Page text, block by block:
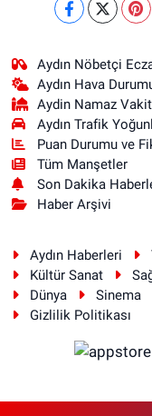
Aydın Nöbetçi
Aydın Hava
Aydin Namaz
Aydın Trafik
Puan Durumu ve
Tüm Manşetler
Son Dakika
Haber Arşivi
Aydın Haberleri
Kültür Sanat
Dünya
Sinema
Gizlilik Politikası